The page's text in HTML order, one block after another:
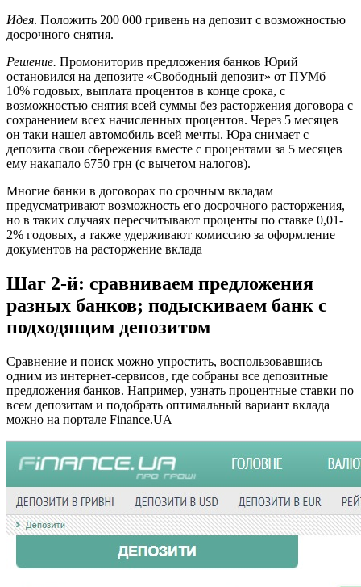
Идея. Положить 200 000 гривень на депозит с возможностью
досрочного снятия.
Решение. Промониторив предложения банков Юрий
остановился на депозите «Свободный депозит» от ПУМб –
10% годовых, выплата процентов в конце срока, с
возможностью снятия всей суммы без расторжения договора с
сохранением всех начисленных процентов. Через 5 месяцев
он таки нашел автомобиль всей мечты. Юра снимает с
депозита свои сбережения вместе с процентами за 5 месяцев
ему накапало 6750 грн (с вычетом налогов).
Многие банки в договорах по срочным вкладам
предусматривают возможность его досрочного расторжения,
но в таких случаях пересчитывают проценты по ставке 0,01-
2% годовых, а также удерживают комиссию за оформление
документов на расторжение вклада
Шаг 2-й: сравниваем предложения
разных банков; подыскиваем банк с
подходящим депозитом
Сравнение и поиск можно упростить, воспользовавшись
одним из интернет-сервисов, где собраны все депозитные
предложения банков. Например, узнать процентные ставки по
всем депозитам и подобрать оптимальный вариант вклада
можно на портале Finance.UA